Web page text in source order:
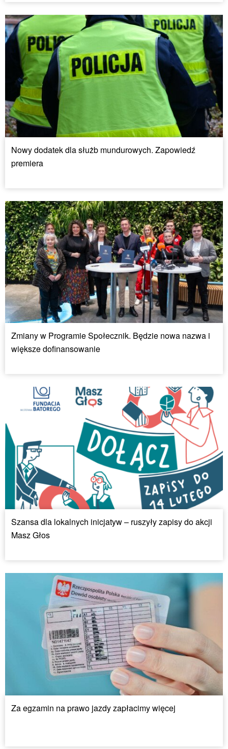
Nowy dodatek dla służb mundurowych. Zapowiedź
premiera
Zmiany w Programie Społecznik. Będzie nowa nazwa i
większe dofinansowanie
Szansa dla lokalnych inicjatyw – ruszyły zapisy do akcji
Masz Głos
Za egzamin na prawo jazdy zapłacimy więcej